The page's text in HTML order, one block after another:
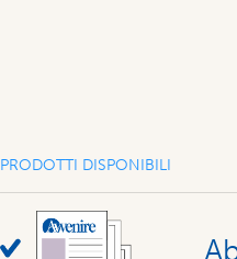
PRODOTTI DISPONIBILI